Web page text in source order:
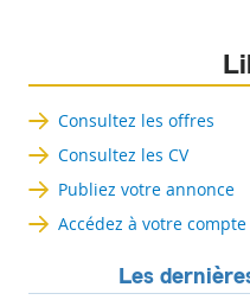
Consultez les offres
Consultez les CV
Publiez votre annonce
Accédez à votre compte
Les